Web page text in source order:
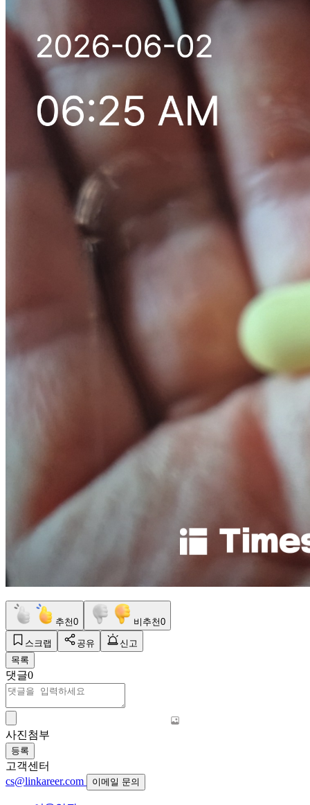
추천0 비추천0
스크랩 공유
신고
목록
댓글0
사진첨부
등록
고객센터
cs@linkareer.com
이메일 문의